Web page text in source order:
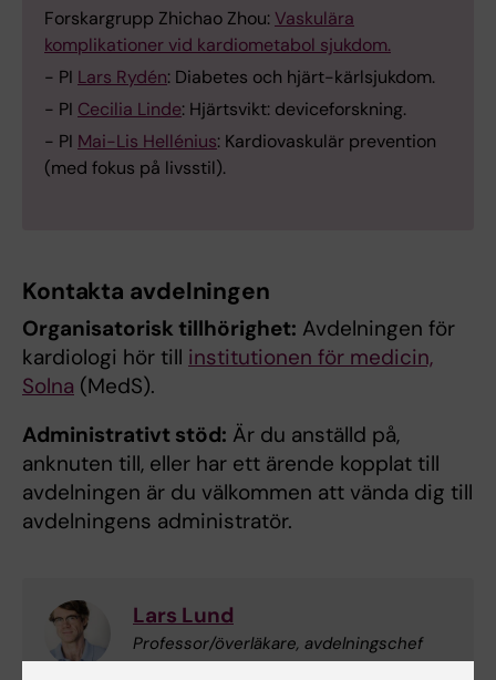
Forskargrupp Zhichao Zhou:Vaskulära
komplikationer vid kardiometabol sjukdom.
- PI Lars Rydén: Diabetes och hjärt-kärlsjukdom.
- PI Cecilia Linde: Hjärtsvikt: deviceforskning.
- PI Mai-Lis Hellénius: Kardiovaskulär prevention
(med fokus på livsstil).
Kontakta avdelningen
Organisatorisk tillhörighet: Avdelningen för
kardiologi hör till institutionen för medicin,
Solna (MedS).
Administrativt stöd: Är du anställd på,
anknuten till, eller har ett ärende kopplat till
avdelningen är du välkommen att vända dig till
avdelningens administratör.
Lars Lund
Professor/överläkare, avdelningschef